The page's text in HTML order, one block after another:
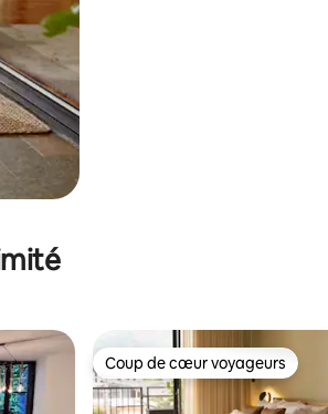
Coup de cœur voyageurs
Coup de cœur voyageurs